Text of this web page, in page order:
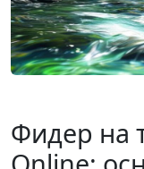
Фидер на